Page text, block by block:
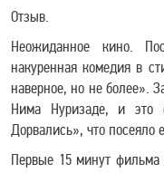
Отзыв.
Неожиданное кино.
накуренная комедия в
наверное, но не более».
Нима Нуризаде, и это
Дорвались», что
Первые 15 минут